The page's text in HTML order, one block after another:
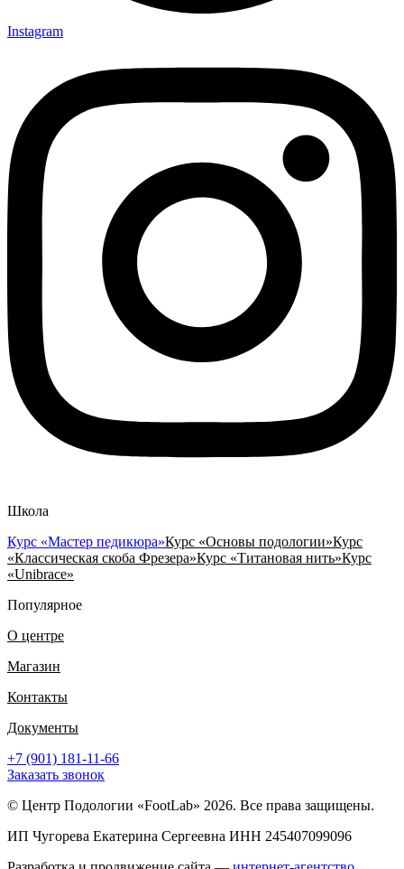
Instagram
Школа
Курс «Мастер педикюра»Курс «Основы подологии»Курс
«Классическая скоба Фрезера»Курс «Титановая нить»Курс
«Unibrace»
Популярное
О центре
Магазин
Контакты
Документы
+7 (901) 181-11-66
Заказать звонок
© Центр Подологии «FootLab» 2026. Все права защищены.
ИП Чугорева Екатерина Сергеевна ИНН 245407099096